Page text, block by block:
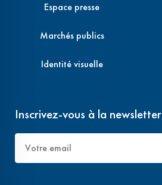
Espace presse
Marchés publics
Identité visuelle
Inscrivez-vous à la newsletter